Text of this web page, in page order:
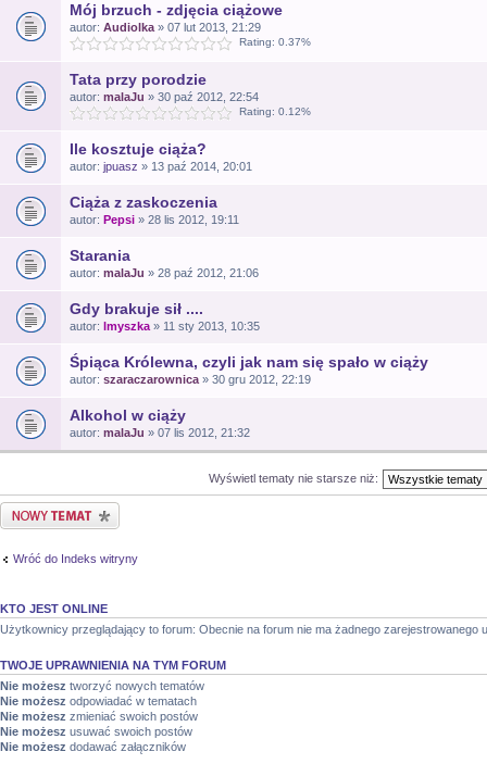
Mój brzuch - zdjęcia ciążowe
autor: Audiolka » 07 lut 2013, 21:29
Rating: 0.37%
Tata przy porodzie
autor: malaJu » 30 paź 2012, 22:54
Rating: 0.12%
Ile kosztuje ciąża?
autor: jpuasz » 13 paź 2014, 20:01
Ciąża z zaskoczenia
autor: Pepsi » 28 lis 2012, 19:11
Starania
autor: malaJu » 28 paź 2012, 21:06
Gdy brakuje sił ....
autor: lmyszka » 11 sty 2013, 10:35
Śpiąca Królewna, czyli jak nam się spało w ciąży
autor: szaraczarownica » 30 gru 2012, 22:19
Alkohol w ciąży
autor: malaJu » 07 lis 2012, 21:32
Wyświetl tematy nie starsze niż:
Nowy temat
Wróć do Indeks witryny
KTO JEST ONLINE
Użytkownicy przeglądający to forum: Obecnie na forum nie ma żadnego zarejestrowanego
TWOJE UPRAWNIENIA NA TYM FORUM
Nie możesz tworzyć nowych tematów
Nie możesz odpowiadać w tematach
Nie możesz zmieniać swoich postów
Nie możesz usuwać swoich postów
Nie możesz dodawać załączników